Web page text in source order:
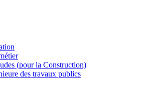
(pour la Construction)
des travaux publics